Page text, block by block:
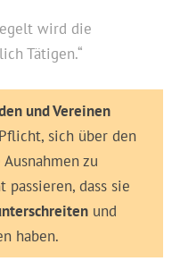
wird die
Tätigen.“
und Vereinen
sich über den
zu
dass sie
und
haben.